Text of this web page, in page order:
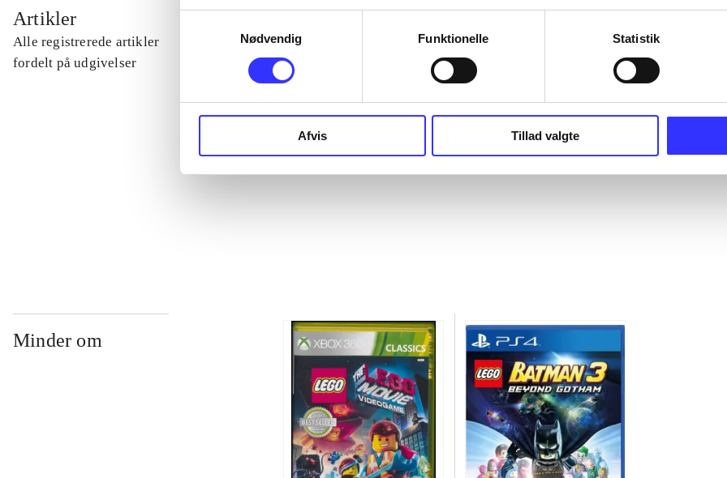
Nødvendig
Funktionelle Statistik
Afvis Tillad valgte
Artikler
Alle registrerede artikler
fordelt på udgivelser
...
...
...
Minder om